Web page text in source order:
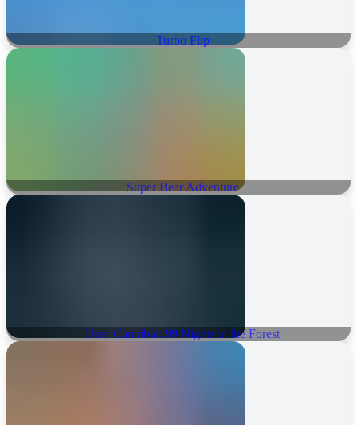
Turbo Flip
Super Bear Adventure
Deer Cannibal: 99 Nights in the Forest